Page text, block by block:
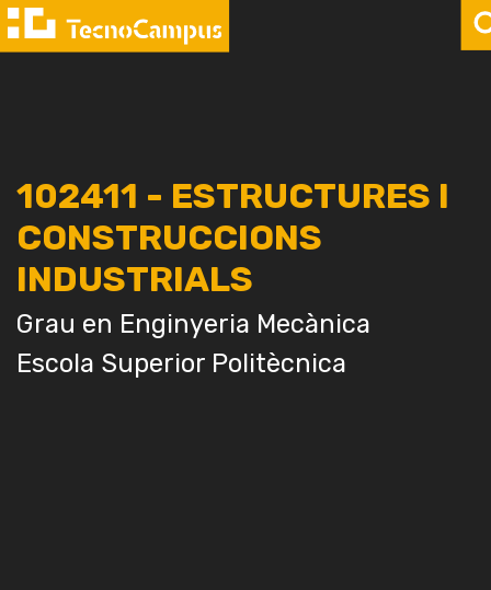
102411 - ESTRUCTURES I
CONSTRUCCIONS
INDUSTRIALS
Grau en Enginyeria Mecànica
Escola Superior Politècnica